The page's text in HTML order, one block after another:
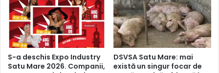
S-a deschis Expo Industry
Satu Mare 2026. Companii,
DSVSA Satu Mare: mai
există un singur focar de